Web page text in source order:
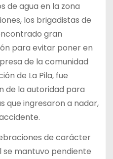
de agua en la zona
los brigadistas de
gran
para evitar poner en
de la comunidad
de La Pila, fue
de la autoridad para
que ingresaron a nadar,
de carácter
se mantuvo pendiente